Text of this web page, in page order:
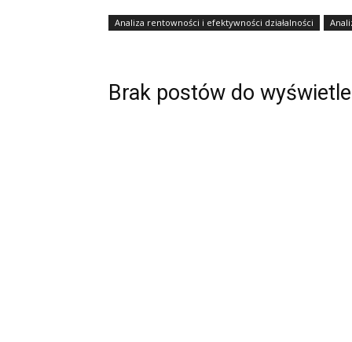
Analiza rentowności i efektywności działalności
Brak postów do